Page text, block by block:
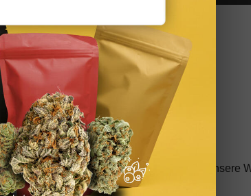
Cookies, um uns mitzuteilen, wenn Sie unsere